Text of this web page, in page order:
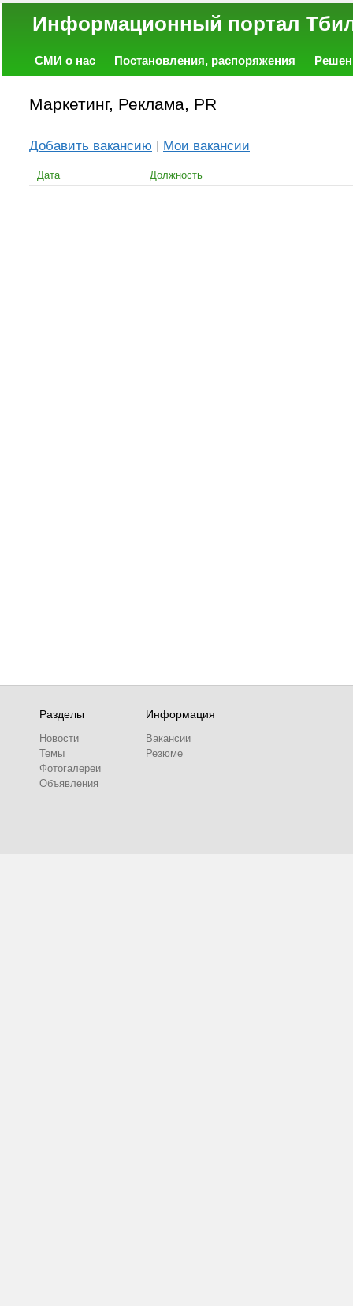
Информационный
СМИ о нас Постановления, распоряжения
Маркетинг, Реклама, PR
Добавить вакансию Мои вакансии
Дата Должность
Разделы
Новости
Темы
Фотогалереи
Объявления
Информация
Вакансии
Резюме